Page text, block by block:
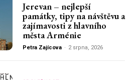
Jerevan – nejlepší
památky, tipy na návštěvu a
zajímavosti z hlavního
města Arménie
Petra Zajícova - 2 srpna, 2026